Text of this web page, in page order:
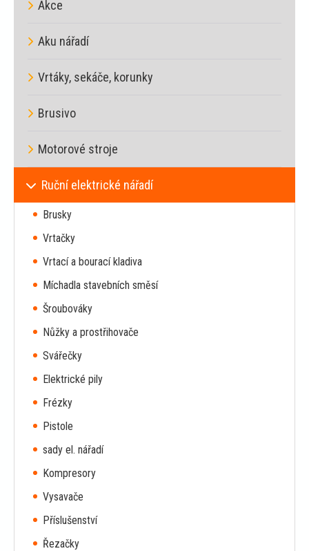
Akce
Aku nářadí
Vrtáky, sekáče, korunky
Brusivo
Motorové stroje
Ruční elektrické nářadí
Brusky
Vrtačky
Vrtací a bourací kladiva
Míchadla stavebních směsí
Šroubováky
Nůžky a prostřihovače
Svářečky
Elektrické pily
Frézky
Pistole
sady el. nářadí
Kompresory
Vysavače
Příslušenství
Řezačky